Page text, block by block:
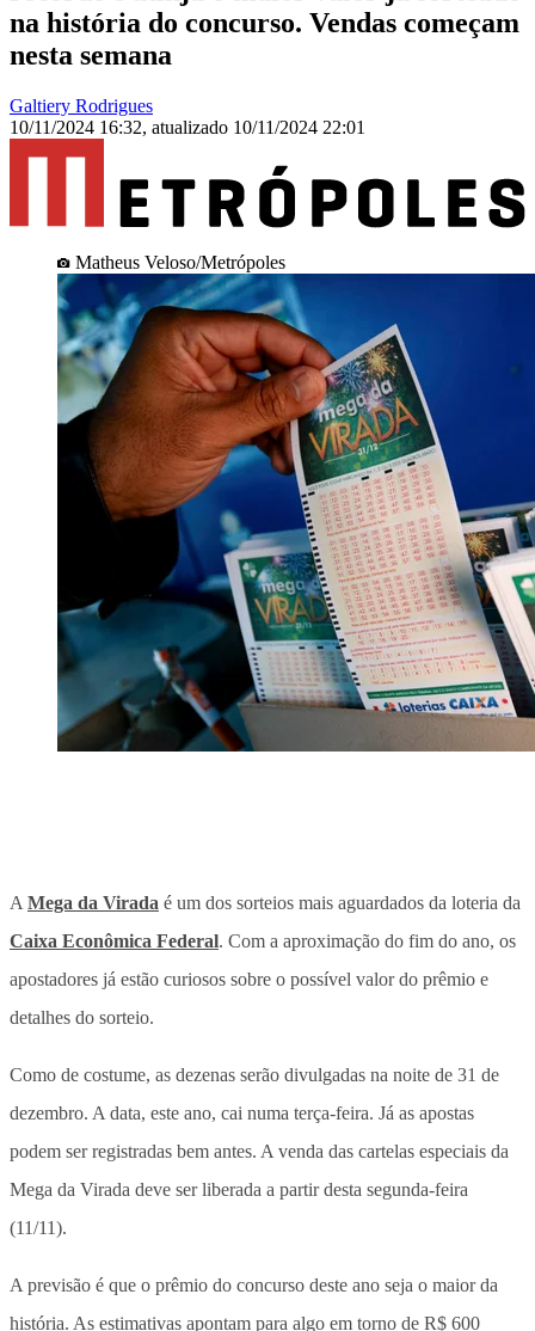
na história do concurso. Vendas começam
nesta semana
Galtiery Rodrigues
10/11/2024 16:32, atualizado 10/11/2024 22:01
Matheus Veloso/Metrópoles
A Mega da Virada é um dos sorteios mais aguardados da loteria da
Caixa Econômica Federal. Com a aproximação do fim do ano, os
apostadores já estão curiosos sobre o possível valor do prêmio e
detalhes do sorteio.
Como de costume, as dezenas serão divulgadas na noite de 31 de
dezembro. A data, este ano, cai numa terça-feira. Já as apostas
podem ser registradas bem antes. A venda das cartelas especiais da
Mega da Virada deve ser liberada a partir desta segunda-feira
(11/11).
A previsão é que o prêmio do concurso deste ano seja o maior da
história. As estimativas apontam para algo em torno de R$ 600